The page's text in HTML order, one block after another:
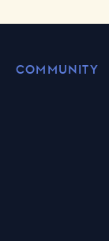
auf dem
COMMUNITY